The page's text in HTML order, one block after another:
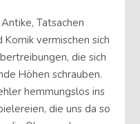
Tatsachen
vermischen sich
die sich
Höhen schrauben.
hemmungslos ins
die uns da so